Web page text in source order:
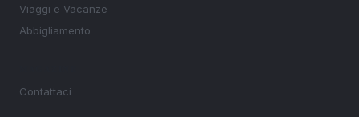
Viaggi e Vacanze
Abbigliamento
Contattaci